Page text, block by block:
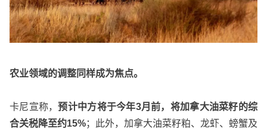
农业领域的调整同样成为焦点。
卡尼宣称，预计中方将于今年3月前，将加拿大油菜籽的综
合关税降至约15%；此外，加拿大油菜籽粕、龙虾、螃蟹及